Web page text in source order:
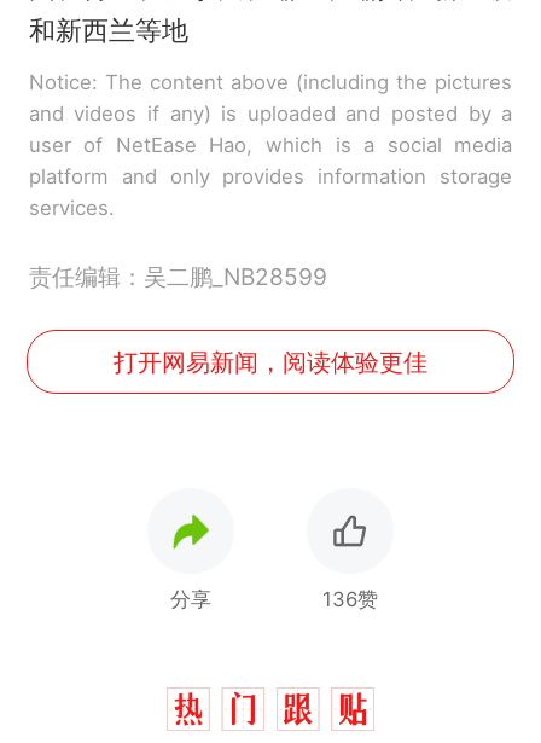
和新西兰等地
Notice: The content above (including the pictures
and videos if any) is uploaded and posted by a
user of NetEase Hao, which is a social media
platform and only provides information storage
services.
责任编辑：吴二鹏_NB28599
打开网易新闻，阅读体验更佳
分享 136赞